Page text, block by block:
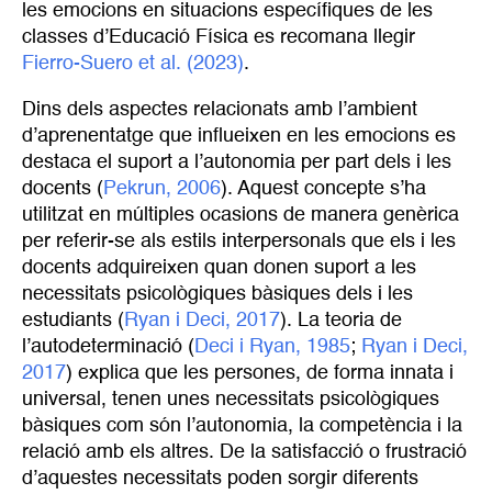
les emocions en situacions específiques de les
classes d’Educació Física es recomana llegir
Fierro-Suero et al. (2023).
Dins dels aspectes relacionats amb l’ambient
d’aprenentatge que influeixen en les emocions es
destaca el suport a l’autonomia per part dels i les
docents ( Pekrun, 2006). Aquest concepte s’ha
utilitzat en múltiples ocasions de manera genèrica
per referir-se als estils interpersonals que els i les
docents adquireixen quan donen suport a les
necessitats psicològiques bàsiques dels i les
estudiants ( Ryan i Deci, 2017). La teoria de
l’autodeterminació ( Deci i Ryan, 1985; Ryan i Deci,
2017) explica que les persones, de forma innata i
universal, tenen unes necessitats psicològiques
bàsiques com són l’autonomia, la competència i la
relació amb els altres. De la satisfacció o frustració
d’aquestes necessitats poden sorgir diferents